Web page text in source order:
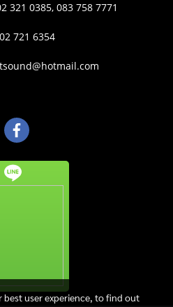
321 0385, 083 758 7771
721 6354
best user experience, to find out